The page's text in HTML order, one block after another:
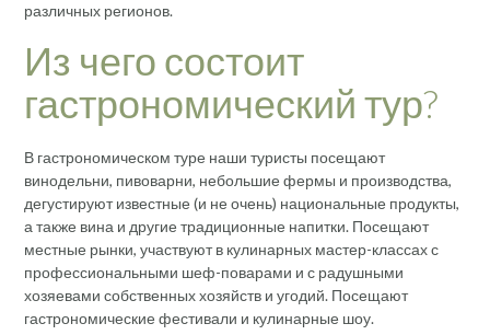
различных регионов.
Из чего состоит
гастрономический тур?
В гастрономическом туре наши туристы посещают
винодельни, пивоварни, небольшие фермы и производства,
дегустируют известные (и не очень) национальные продукты,
а также вина и другие традиционные напитки. Посещают
местные рынки, участвуют в кулинарных мастер-классах с
профессиональными шеф-поварами и с радушными
хозяевами собственных хозяйств и угодий. Посещают
гастрономические фестивали и кулинарные шоу.